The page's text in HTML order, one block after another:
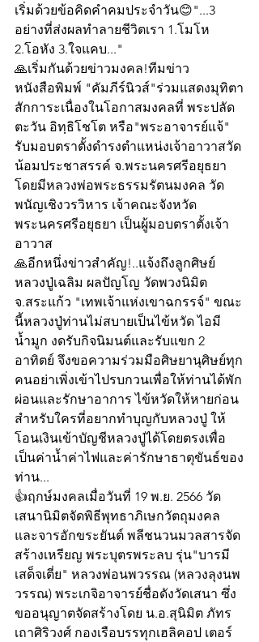
เริ่มด้วยข้อคิดคำคมประจำวัน😊"...3
อย่างที่ส่งผลทำลายชีวิตเรา 1.โมโห
2.โอหัง 3.ใจแคบ..."
🙏เริ่มกันด้วยข่าวมงคล!ทีมข่าว
หนังสือพิมพ์ "คัมภีร์นิวส์"ร่วมแสดงมุทิตา
สักการะเนื่องในโอกาสมงคลที่ พระปลัด
ตะวัน อิทฺธิโชโต หรือ"พระอาจารย์แจ้"
รับมอบตราตั้งดำรงตำแหน่งเจ้าอาวาสวัด
น้อมประชาสรรค์ จ.พระนครศรีอยุธยา
โดยมีหลวงพ่อพระธรรมรัตนมงคล วัด
พนัญเชิงวรวิหาร เจ้าคณะจังหวัด
พระนครศรีอยุธยา เป็นผู้มอบตราตั้งเจ้า
อาวาส
🙏อีกหนึ่งข่าวสำคัญ!..แจ้งถึงลูกศิษย์
หลวงปู่เฉลิม ผลปัญโญ วัดพวงนิมิต
จ.สระแก้ว "เทพเจ้าแห่งเขาฉกรรจ์" ขณะ
นี้หลวงปู่ท่านไม่สบายเป็นไข้หวัด ไอมี
น้ำมูก งดรับกิจนิมนต์และรับแขก 2
อาทิตย์ จึงขอความร่วมมือศิษยานุศิษย์ทุก
คนอย่าเพิ่งเข้าไปรบกวนเพื่อให้ท่านได้พัก
ผ่อนและรักษาอาการ ไข้หวัดให้หายก่อน
สำหรับใครที่อยากทำบุญกับหลวงปู่ ให้
โอนเงินเข้าบัญชีหลวงปู่ได้โดยตรงเพื่อ
เป็นค่าน้ำค่าไฟและค่ารักษาธาตุขันธ์ของ
ท่าน...
👍ฤกษ์มงคลเมื่อวันที่ 19 พ.ย. 2566 วัด
เสนานิมิตจัดพิธีพุทธาภิเษกวัตถุมงคล
และจารอักขระยันต์ พลีชนวนมวลสารจัด
สร้างเหรียญ พระบุตรพระลบ รุ่น"บารมี
เสด็จเตี่ย" หลวงพ่อนพวรรณ (หลวงลุงนพ
วรรณ) พระเกจิอาจารย์ชื่อดังวัดเสนา ซึ่ง
ขออนุญาตจัดสร้างโดย น.อ.สุนิมิต ภัทร
เถาศิริวงศ์ กองเรือบรรทุกเฮลิคอป เตอร์